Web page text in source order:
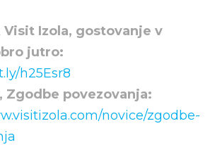
Visit Izola, gostovanje v
jutro:
h25Esr8
Zgodbe povezovanja:
novice/zgodbe-